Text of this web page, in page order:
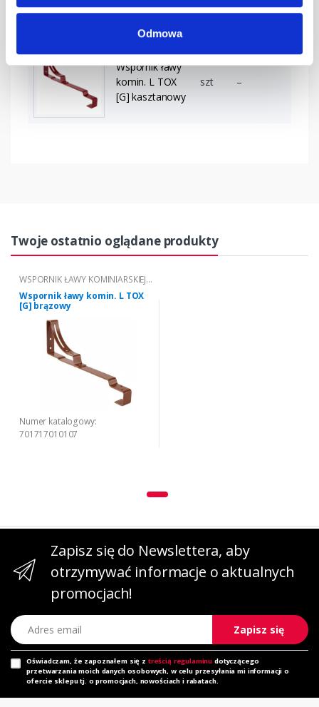
Odmowa
[G] grafitowy
Wspornik ławy
komin. L TOX
[G] kasztanowy
szt –
Twoje ostatnio oglądane produkty
WSPORNIK ŁAWY KOMINIARSKIEJ L
TOX
Wspornik ławy komin. L TOX
[G] brązowy
Numer katalogowy:
701717010107
Zapisz się do Newslettera, aby
otrzymywać informacje o aktualnych
promocjach!
Adres email
Zapisz się
Oświadczam, że zapoznałem się z treścią regulaminu dotyczącego
przetwarzania moich danych osobowych, w celu przesyłania mi informacji o
ofercie sklepu tj. o promocjach, nowościach i rabatach.